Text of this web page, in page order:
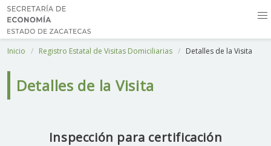
Inicio Registro Estatal de Visitas Domiciliarias Detalles de la Visita
Detalles de la Visita
Inspección para certificación